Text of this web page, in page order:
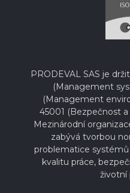
PRODEVAL SAS je
(Management
(Management
45001 (Bezpečnost a
Mezinárodní
zabývá tvorbou
problematice systémů
kvalitu práce,
životní